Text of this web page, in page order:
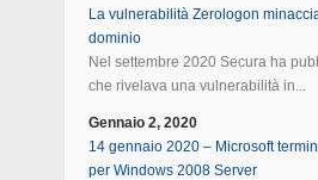
La vulnerabilità Zerologon
dominio
Nel settembre 2020 Secura ha
che rivelava una vulnerabilità in...
Gennaio 2, 2020
14 gennaio 2020 – Microsoft
per Windows 2008 Server